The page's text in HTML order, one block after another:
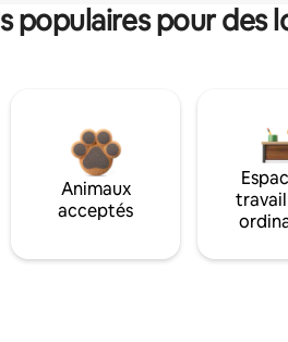
populaires pour des
Animaux
acceptés